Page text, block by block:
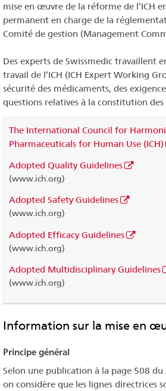
mise en œuvre de la réforme de l’ICH
permanent en charge de la
Comité de gestion (Management
Des experts de Swissmedic travaillent
travail de l’ICH (ICH Expert Working
sécurité des médicaments, des
questions relatives à la constitution des
The International Council for
Pharmaceuticals for Human Use (ICH)
Adopted Quality Guidelines
(www.ich.org)
Adopted Safety Guidelines
(www.ich.org)
Adopted Efficacy Guidelines
(www.ich.org)
Adopted Multidisciplinary Guidelines
(www.ich.org)
Information sur la mise en
Principe général
Selon une publication à la page 508 du
on considère que les lignes directrices